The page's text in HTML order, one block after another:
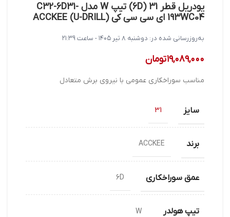
یودریل قطر 31 (6D) تیپ W مدل C32-6D31-
193WC04 ای سی سی کی ACCKEE (U-DRILL)
به‌روزرسانی شده در: دوشنبه ۸ تیر ۱۴۰۵ - ساعت ۲۱:۳۹
۱۹,۰۸۹,۰۰۰تومان
مناسب سوراخکاری عمومی با نیروی برش متعادل
سایز 31
برند ACCKEE
عمق سوراخکاری 6D
تیپ هولدر W